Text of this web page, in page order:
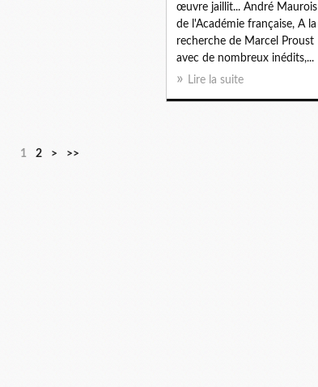
œuvre jaillit... André Maurois
de l'Académie française, A la
recherche de Marcel Proust
avec de nombreux inédits,...
Lire la suite
1 2 > >>